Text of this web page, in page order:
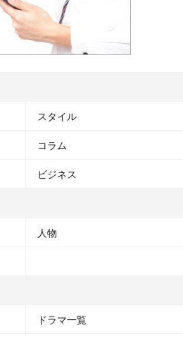
スタイル
コラム
ビジネス
人物
ドラマ一覧